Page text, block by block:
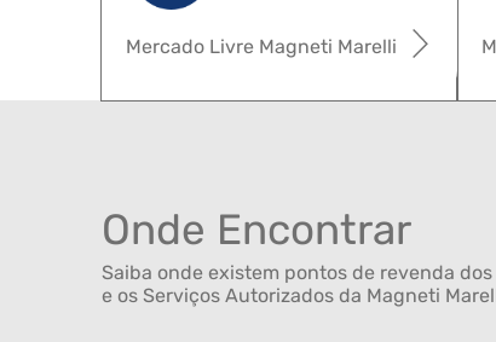
Mercado Livre Magneti Marelli
Onde Encontrar
Saiba onde existem pontos de revenda
e os Serviços Autorizados da Magneti